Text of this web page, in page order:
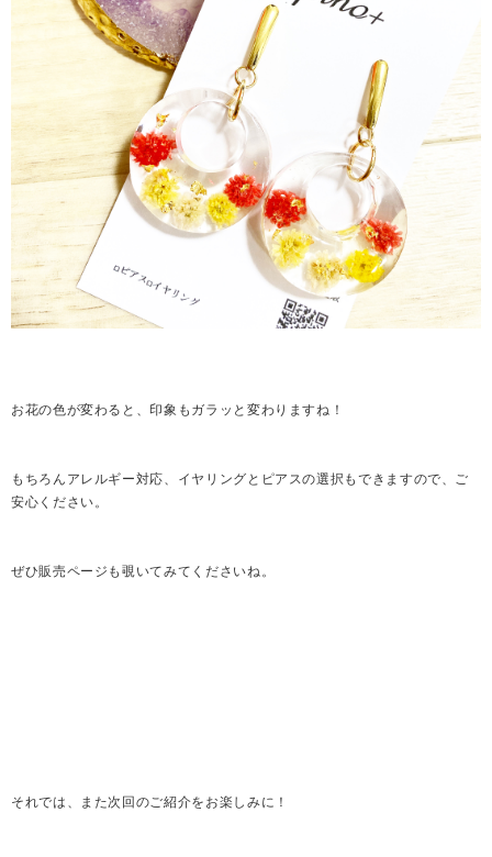
お花の色が変わると、印象もガラッと変わりますね！
もちろんアレルギー対応、イヤリングとピアスの選択もできますので、ご
安心ください。
ぜひ販売ページも覗いてみてくださいね。
それでは、また次回のご紹介をお楽しみに！